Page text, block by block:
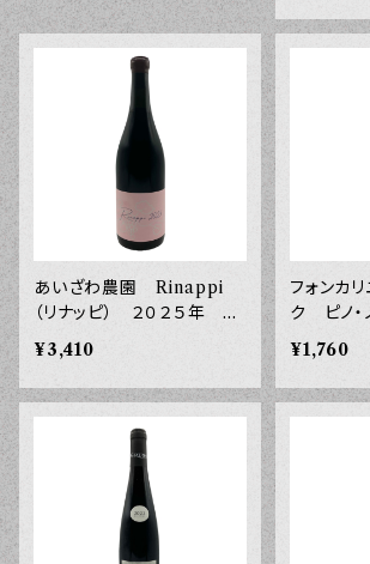
あいざわ農園 Rinappi
（リナッピ） ２０２５年 ７
５０ｍｌ
¥3,410
フォンカ
ク ピノ・
年 ７５０
¥1,760